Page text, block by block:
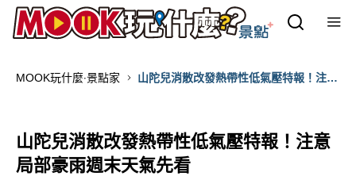
MOOK玩什麼‧景點家
山陀兒消散改發熱帶性低氣壓特報！注意
山陀兒消散改發熱帶性低氣壓特報！注意
局部豪雨週末天氣先看